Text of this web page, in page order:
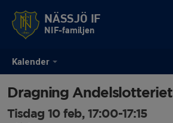
Kalender
NÄSSJÖ IF
NIF-familjen
Dragning Andelslotteriet
Tisdag 10 feb, 17:00-17:15